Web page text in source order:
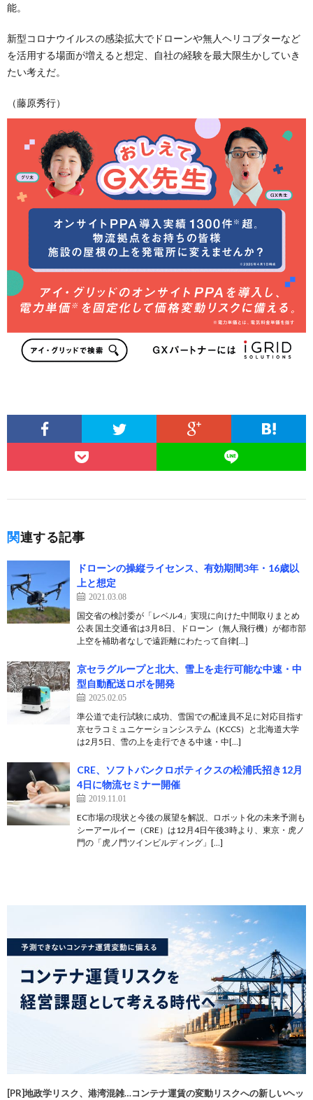
能。
新型コロナウイルスの感染拡大でドローンや無人ヘリコプターなど
を活用する場面が増えると想定、自社の経験を最大限生かしていき
たい考えだ。
（藤原秀行）
関連する記事
ドローンの操縦ライセンス、有効期間3年・16歳以
上と想定
2021.03.08
国交省の検討委が「レベル4」実現に向けた中間取りまとめ
公表 国土交通省は3月8日、ドローン（無人飛行機）が都市部
上空を補助者なしで遠距離にわたって自律[…]
京セラグループと北大、雪上を走行可能な中速・中
型自動配送ロボを開発
2025.02.05
準公道で走行試験に成功、雪国での配達員不足に対応目指す
京セラコミュニケーションシステム（KCCS）と北海道大学
は2月5日、雪の上を走行できる中速・中[…]
CRE、ソフトバンクロボティクスの松浦氏招き12月
4日に物流セミナー開催
2019.11.01
EC市場の現状と今後の展望を解説、ロボット化の未来予測も
シーアールイー（CRE）は12月4日午後3時より、東京・虎ノ
門の「虎ノ門ツインビルディング」[…]
[PR]地政学リスク、港湾混雑…コンテナ運賃の変動リスクへの新しいヘッ